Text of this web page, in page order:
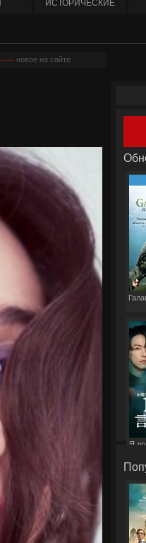
ИСТОРИЧЕСКИЕ
новое на сайте
Я